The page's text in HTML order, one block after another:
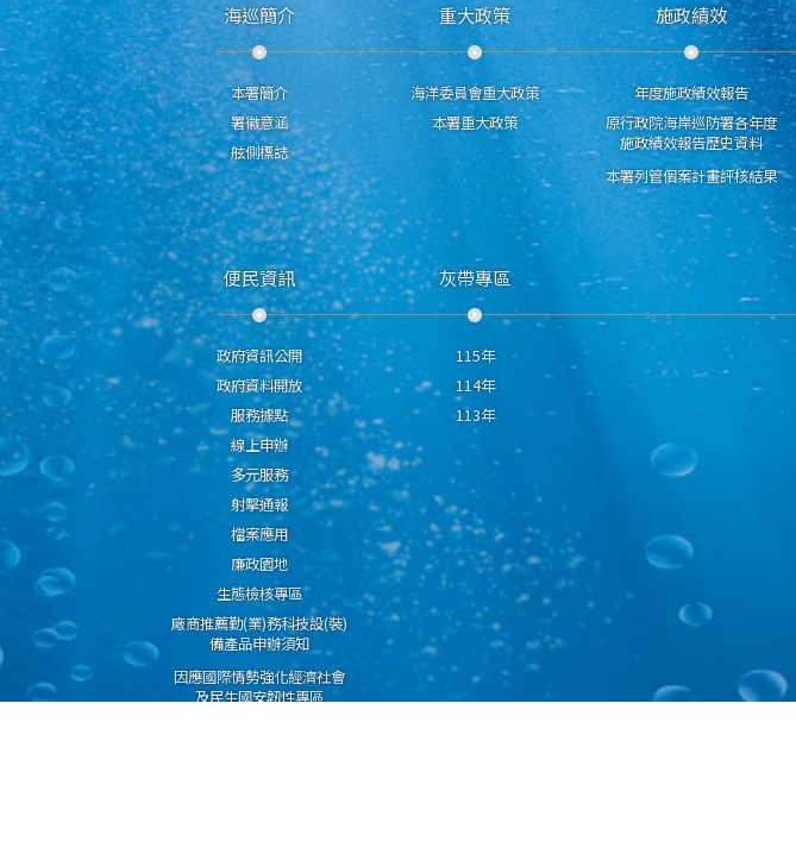
海巡簡介
本署簡介
署徽意涵
舷側標誌
重大政策
海洋委員會重大政策
本署重大政策
施政績效
年度施政績效報告
原行政院海岸巡防署各年度
施政績效報告歷史資料
本署列管個案計畫評核結果
便民資訊
政府資訊公開
政府資料開放
服務據點
線上申辦
多元服務
射擊通報
檔案應用
廉政園地
生態檢核專區
廠商推薦勤(業)務科技設(裝)
備產品申辦須知
因應國際情勢強化經濟社會
及民生國安韌性專區
灰帶專區
115年
114年
113年